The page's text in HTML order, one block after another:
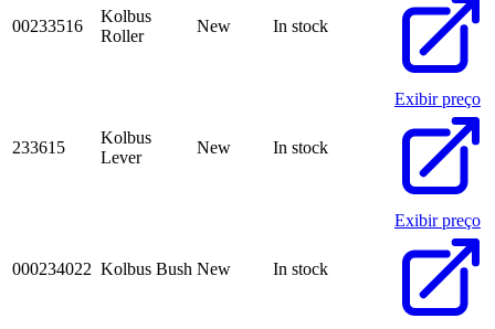
00233516
Kolbus
Roller
New In stock
233615
Kolbus
Lever
New In stock
Exibir preço
000234022 Kolbus Bush New In stock
Exibir preço